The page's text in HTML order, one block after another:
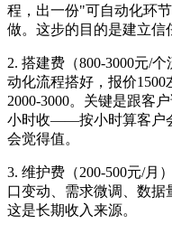
程，出一份"可自动化环
做。这步的目的是建立信
2. 搭建费（800-3000元/
动化流程搭好，报价1500
2000-3000。关键是跟客
小时收——按小时算客户
会觉得值。
3. 维护费（200-500元/月
口变动、需求微调、数
这是长期收入来源。